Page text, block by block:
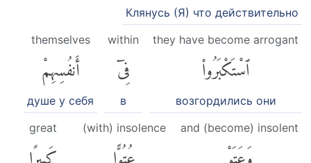
Клянусь (Я) что действительно
they have become arrogant
ٱسْتَكْبَرُوا۟
возгордились они
within
فِىٓ
в
themselves
أَنفُسِهِمْ
душе у себя
and (become) insolent
وَعَتَوْ
(with) insolence
عُتُوًّا
great
كَبِيرًا